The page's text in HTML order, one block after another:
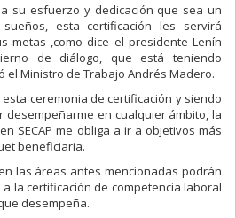
su esfuerzo y dedicación que sea un
esta certificación les servirá
metas ,como dice el presidente Lenín
de diálogo, que está teniendo
el Ministro de Trabajo Andrés Madero.
ceremonia de certificación y siendo
desempeñarme en cualquier ámbito, la
SECAP me obliga a ir a objetivos más
beneficiaria.
las áreas antes mencionadas podrán
la certificación de competencia laboral
desempeña.